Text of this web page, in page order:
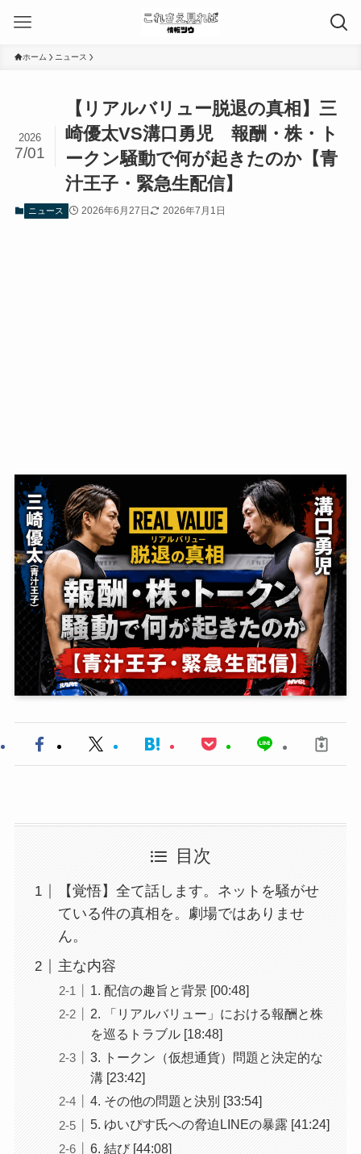
ホーム ニュース
【リアルバリュー脱退の真相】三
崎優太VS溝口勇児 報酬・株・ト
ークン騒動で何が起きたのか【青
汁王子・緊急生配信】
2026
7/01
ニュース 2026年6月27日 2026年7月1日
目次
【覚悟】全て話します。ネットを騒がせ
ている件の真相を。劇場ではありませ
ん。
主な内容
1. 配信の趣旨と背景 [00:48]
2. 「リアルバリュー」における報酬と株
を巡るトラブル [18:48]
3. トークン（仮想通貨）問題と決定的な
溝 [23:42]
4. その他の問題と決別 [33:54]
5. ゆいぴす氏への脅迫LINEの暴露 [41:24]
6. 結び [44:08]